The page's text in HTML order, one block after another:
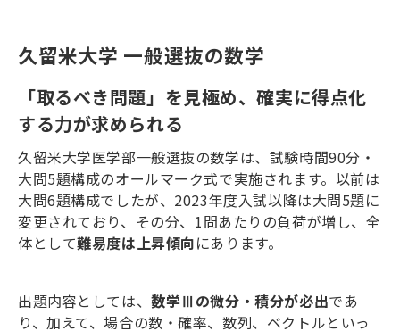
久留米大学 一般選抜の数学
「取るべき問題」を見極め、確実に得点化
する力が求められる
久留米大学医学部一般選抜の数学は、試験時間90分・
大問5題構成のオールマーク式で実施されます。以前は
大問6題構成でしたが、 2023年度入試以降は大問5題に
変更されており、その分、 1問あたりの負荷が増し、全
体として難易度は上昇傾向にあります。
出題内容としては、数学Ⅲの微分・積分が必出であ
り、加えて、場合の数・確率、数列、ベクトルといっ